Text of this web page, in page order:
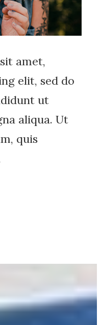
amet,
elit, sed do
ut
aliqua. Ut
quis